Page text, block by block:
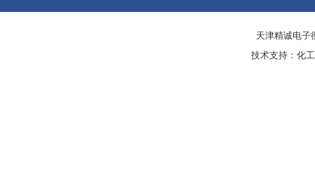
天津精诚电
技术支持： 化